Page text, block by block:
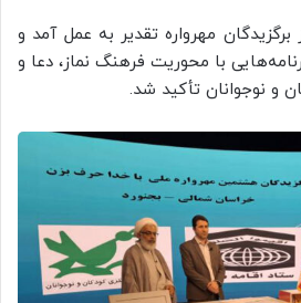
برگزیدگان مهرواره تقدیر به عمل آمد و
با محوریت فرهنگ نماز، دعا و
و نوجوانان تأکید شد.